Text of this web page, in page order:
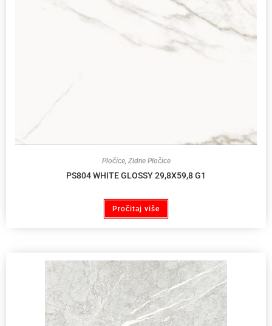
Pločice, Zidne Pločice
PS804 WHITE GLOSSY 29,8X59,8 G1
Pročitaj više